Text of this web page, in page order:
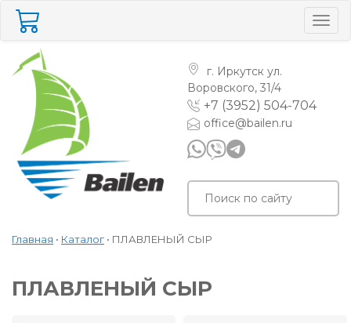
г. Иркутск ул.
Воровского, 31/4
+7 (3952) 504-704
office@bailen.ru
Главная • Каталог • ПЛАВЛЕНЫЙ СЫР
ПЛАВЛЕНЫЙ СЫР